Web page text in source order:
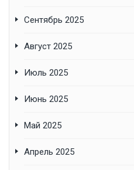
Сентябрь 2025
Август 2025
Июль 2025
Июнь 2025
Май 2025
Апрель 2025